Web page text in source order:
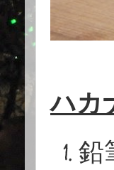
ハカ
鉛